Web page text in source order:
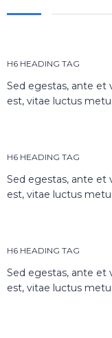
H6 HEADING TAG
Sed egestas, ante et
est, vitae luctus
H6 HEADING TAG
Sed egestas, ante et
est, vitae luctus
H6 HEADING TAG
Sed egestas, ante et
est, vitae luctus